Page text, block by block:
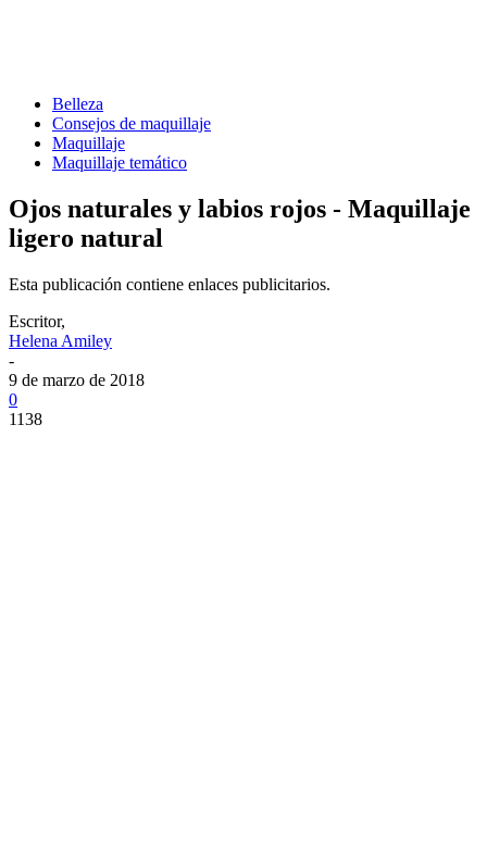
Belleza
Consejos de maquillaje
Maquillaje
Maquillaje temático
Ojos naturales y labios rojos - Maquillaje
ligero natural
Esta publicación contiene enlaces publicitarios.
Escritor,
Helena Amiley
-
9 de marzo de 2018
0
1138